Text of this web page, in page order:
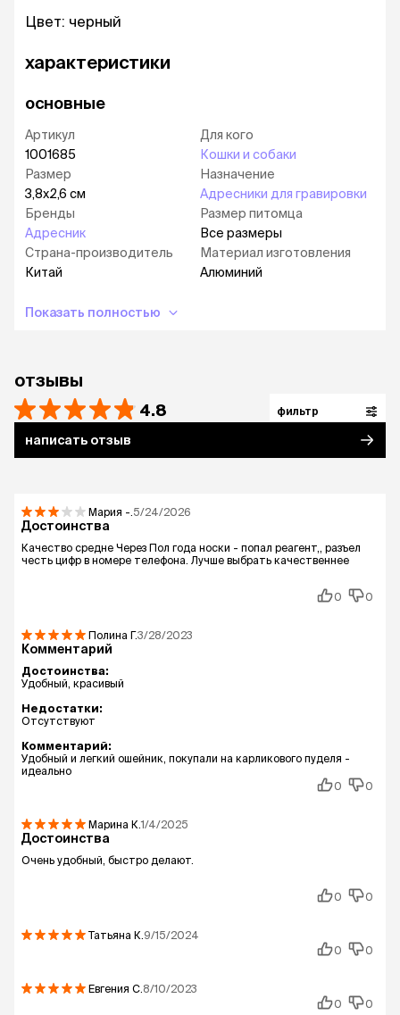
Цвет: черный
характеристики
основные
Артикул
1001685
Размер
3,8х2,6 см
Бренды
Адресник
Страна-производитель
Китай
Для кого
Кошки и собаки
Назначение
Адресники для гравировки
Размер питомца
Все размеры
Материал изготовления
Алюминий
Показать полностью
отзывы
4.8 фильтр
написать отзыв
Мария -. 5/24/2026
Достоинства
Качество средне Через Пол года носки - попал реагент,, разъел
честь цифр в номере телефона. Лучше выбрать качественнее
0 0
Полина Г.3/28/2023
Комментарий
Достоинства:
Удобный, красивый
Недостатки:
Отсутствуют
Комментарий:
Удобный и легкий ошейник, покупали на карликового пуделя -
идеально
0
0
Марина К.1/4/2025
Достоинства
Очень удобный, быстро делают.
0 0
Татьяна К. 9/15/2024
0
0
Евгения С. 8/10/2023
0
0